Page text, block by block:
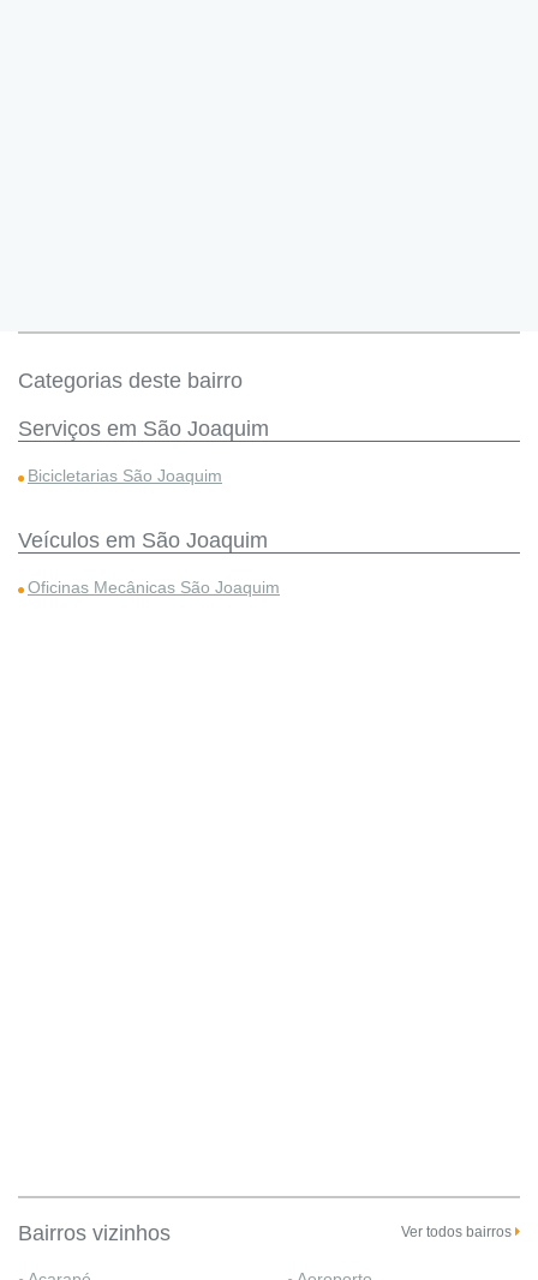
Categorias deste bairro
Serviços em São Joaquim
Bicicletarias São Joaquim
Veículos em São Joaquim
Oficinas Mecânicas São Joaquim
Bairros vizinhos Ver todos bairros